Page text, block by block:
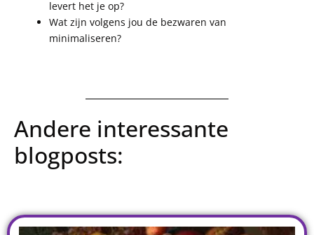
levert het je op?
Wat zijn volgens jou de bezwaren van
minimaliseren?
Andere interessante
blogposts: